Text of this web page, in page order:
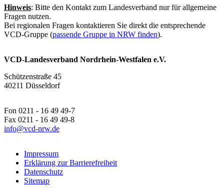
Hinweis: Bitte den Kontakt zum Landesverband nur für allgemeine
Fragen nutzen.
Bei regionalen Fragen kontaktieren Sie direkt die entsprechende
VCD-Gruppe (passende Gruppe in NRW finden).
VCD-Landesverband Nordrhein-Westfalen e.V.
Schützenstraße 45
40211 Düsseldorf
Fon 0211 - 16 49 49-7
Fax 0211 - 16 49 49-8
info@vcd-nrw.de
Impressum
Erklärung zur Barrierefreiheit
Datenschutz
Sitemap